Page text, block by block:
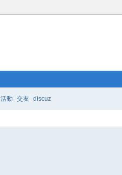
活動 交友 discuz